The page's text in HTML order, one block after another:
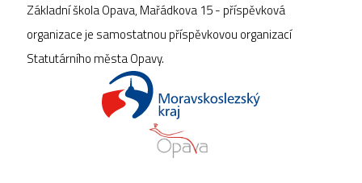
Základní škola Opava, Mařádkova 15 - příspěvková
organizace je samostatnou příspěvkovou organizací
Statutárního města Opavy.